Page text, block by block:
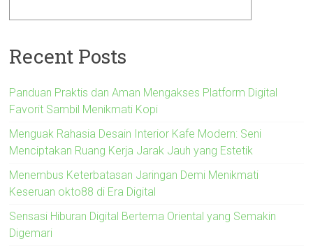
Recent Posts
Panduan Praktis dan Aman Mengakses Platform Digital
Favorit Sambil Menikmati Kopi
Menguak Rahasia Desain Interior Kafe Modern: Seni
Menciptakan Ruang Kerja Jarak Jauh yang Estetik
Menembus Keterbatasan Jaringan Demi Menikmati
Keseruan okto88 di Era Digital
Sensasi Hiburan Digital Bertema Oriental yang Semakin
Digemari